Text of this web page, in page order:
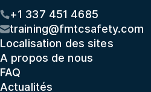
+1 337 451 4685
training@fmtcsafety.com
Localisation des sites
A propos de nous
FAQ
Actualités